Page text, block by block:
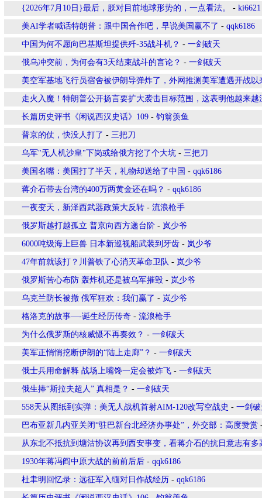
{2026年7月10日}最后，朕对目前地球形势的，一点看法。 - ki6621
美AI学者喊话特朗普：跟中国合作吧，早说美国赢不了 - qqk6186
中国为何不愿向巴基斯坦提供歼-35战斗机？ - 一剑破天
俄乌冲突前，为何会有3天结束战斗的言论？ - 一剑破天
美空军基地飞行员宿舍被伊朗导弹炸了，外网推测美军遭遇开战以
走火入魔！特朗普公开扬言要扩大袭击目标范围，这表明他越来越
长篇历史评书《闲说西汉史话》109 - 钓翁羡鱼
普京的仗，快没人打了 - 三把刀
乌军"无人机沙皇"下岗或给俄方挖了个大坑 - 三把刀
美国名嘴：美国打了半天，礼物却送给了中国 - qqk6186
蒋介石带去台湾的400万两黄金还在吗？ - qqk6186
一夜变天，新泽西武器政策大反转 - 流浪枪手
俄罗斯越打越孤立 普京向西方递台阶 - 岚少爷
6000吨级海上巨兽 日本新巡视船武装到牙齿 - 岚少爷
47年前就该打？川普铁了心消灭革命卫队 - 岚少爷
俄罗斯苦心布防 轰炸机还是被乌军摧毁 - 岚少爷
乌克兰防长被撤 俄军狂欢：我们赢了 - 岚少爷
格洛克的故事—-诞生经历传奇 - 流浪枪手
为什么俄罗斯的核威慑不再奏效？ - 一剑破天
美军正悄悄挖断伊朗的“陆上走廊”？ - 一剑破天
俄士兵用命解释 战场上嘴馋一定会被炸飞 - 一剑破天
俄生捧“斯拉夫超人” 真相是？ - 一剑破天
558天从图纸到实弹：美无人战机首射AIM-120改写空战史 - 一剑
巴布亚新几内亚关闭“驻巴新台北经济办事处”，外交部：高度赞赏
从东北不抵抗到塘沽协议再到西安事变，看蒋介石的抗日意志有多
1930年蒋冯阎中原大战的前前后后 - qqk6186
杜聿明回忆录：远征军入缅对日作战经历 - qqk6186